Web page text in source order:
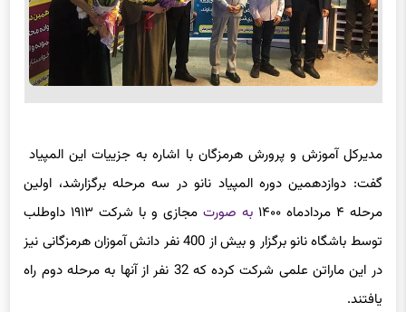
مدیرکل آموزش و پرورش هرمزگان با اشاره به جزییات این المپیاد
گفت: دوازدهمین دوره المپیاد نانو در سه مرحله برگزارشد، اولین
مرحله ۴ مردادماه ۱۴۰۰
به صورت
مجازی و با شرکت ۱۹۱۳ داوطلب
توسط باشگاه نانو برگزار و بیش از 400 نفر دانش آموزان هرمزگانی نیز
در این ماراتن علمی شرکت کرده که 32 نفر از آنها به مرحله دوم راه
یافتند.